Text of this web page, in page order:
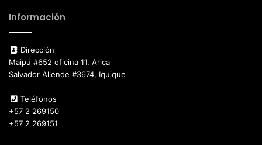
Información
Dirección
Maipú #652 oficina 11, Arica
Salvador Allende #3674, Iquique
Teléfonos
+57 2 269150
+57 2 269151